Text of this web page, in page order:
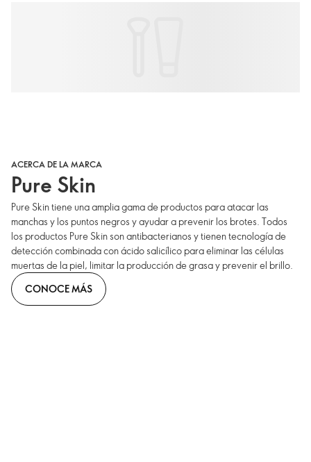
ACERCA DE LA MARCA
Pure Skin
Pure Skin tiene una amplia gama de productos para atacar las
manchas y los puntos negros y ayudar a prevenir los brotes. Todos
los productos Pure Skin son antibacterianos y tienen tecnología de
detección combinada con ácido salicílico para eliminar las células
muertas de la piel, limitar la producción de grasa y prevenir el brillo.
CONOCE MÁS